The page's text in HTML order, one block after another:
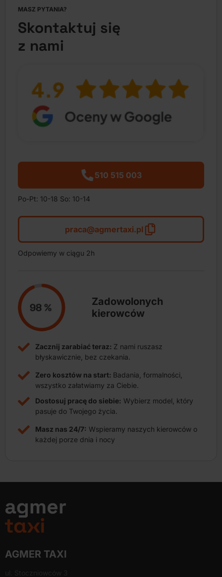
MASZ PYTANIA?
Skontaktuj się
z nami
510 515 003
Po-Pt: 10-18 So: 10-14
praca@agmertaxi.pl
Odpowiemy w ciągu 2h
Zadowolonych
kierowców
Zacznij zarabiać teraz: Z nami ruszasz
błyskawicznie, bez czekania.
Zero kosztów na start: Badania, formalności,
wszystko załatwiamy za Ciebie.
Dostosuj pracę do siebie: Wybierz model, który
pasuje do Twojego życia.
Masz nas 24/7: Wspieramy naszych kierowców o
każdej porze dnia i nocy
AGMER TAXI